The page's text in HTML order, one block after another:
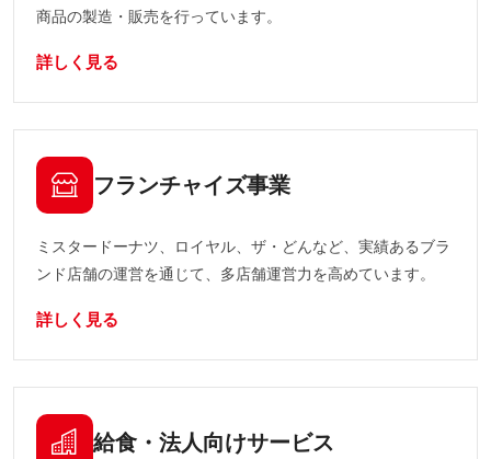
商品の製造・販売を行っています。
詳しく見る
フランチャイズ事業
ミスタードーナツ、ロイヤル、ザ・どんなど、実績あるブラ
ンド店舗の運営を通じて、多店舗運営力を高めています。
詳しく見る
給食・法人向けサービス